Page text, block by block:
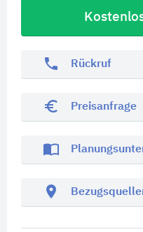
phone Rückruf
euro_symbol Preisanfrage
import_contacts
location_on